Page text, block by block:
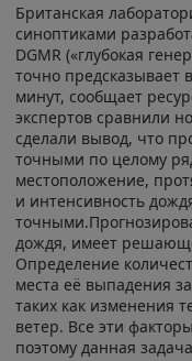
Британская
синоптиками
DGMR («глубокая
точно предсказывает
минут, сообщает
экспертов сравнили
сделали вывод, что
точными по целому
местоположение,
и интенсивность
дождя, имеет
Определение
места её выпадения
таких как изменения
ветер. Все эти
поэтому данная